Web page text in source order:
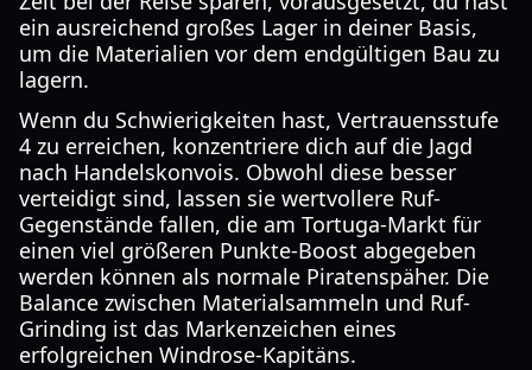
ein ausreichend großes Lager in deiner Basis,
um die Materialien vor dem endgültigen Bau zu
lagern.
Wenn du Schwierigkeiten hast, Vertrauensstufe
4 zu erreichen, konzentriere dich auf die Jagd
nach Handelskonvois. Obwohl diese besser
verteidigt sind, lassen sie wertvollere Ruf-
Gegenstände fallen, die am Tortuga-Markt für
einen viel größeren Punkte-Boost abgegeben
werden können als normale Piratenspäher. Die
Balance zwischen Materialsammeln und Ruf-
Grinding ist das Markenzeichen eines
erfolgreichen Windrose-Kapitäns.